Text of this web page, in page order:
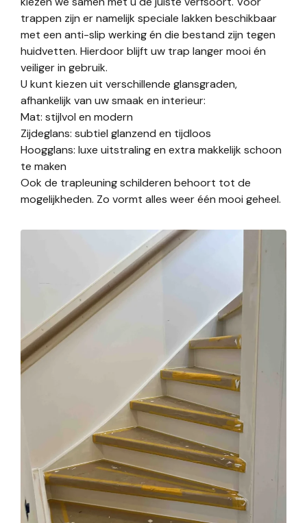
trappen zijn er namelijk speciale lakken beschikbaar
met een anti-slip werking én die bestand zijn tegen
huidvetten. Hierdoor blijft uw trap langer mooi én
veiliger in gebruik.
U kunt kiezen uit verschillende glansgraden,
afhankelijk van uw smaak en interieur:
Mat: stijlvol en modern
Zijdeglans: subtiel glanzend en tijdloos
Hoogglans: luxe uitstraling en extra makkelijk schoon
te maken
Ook de trapleuning schilderen behoort tot de
mogelijkheden. Zo vormt alles weer één mooi geheel.